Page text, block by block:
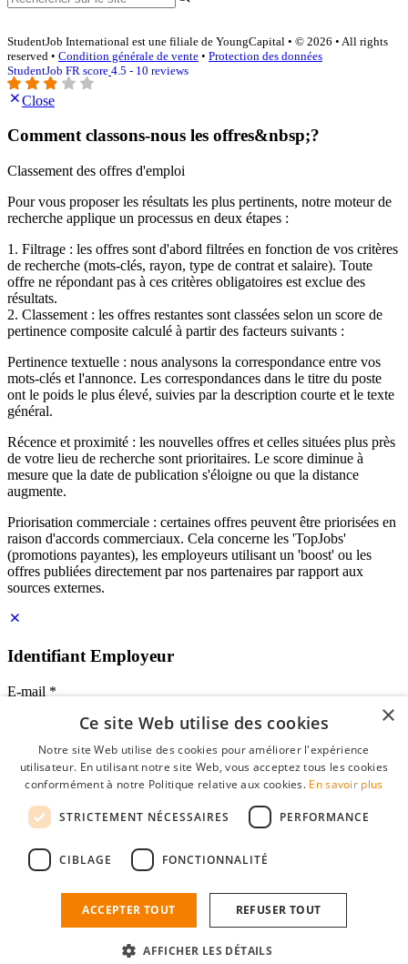
StudentJob International est une filiale de YoungCapital • © 2026 • All rights
reserved • Condition générale de vente • Protection des données
StudentJob FR score 4.5 - 10 reviews
Close
Comment classons-nous les offres&nbsp;?
Classement des offres d'emploi
Pour vous proposer les résultats les plus pertinents, notre moteur de
recherche applique un processus en deux étapes :
1. Filtrage : les offres sont d'abord filtrées en fonction de vos critères
de recherche (mots-clés, rayon, type de contrat et salaire). Toute
offre ne répondant pas à ces critères obligatoires est exclue des
résultats.
2. Classement : les offres restantes sont classées selon un score de
pertinence composite calculé à partir des facteurs suivants :
Pertinence textuelle : nous analysons la correspondance entre vos
mots-clés et l'annonce. Les correspondances dans le titre du poste
ont le poids le plus élevé, suivies par la description courte et le texte
général.
Récence et proximité : les nouvelles offres et celles situées plus près
de votre lieu de recherche sont prioritaires. Le score diminue à
mesure que la date de publication s'éloigne ou que la distance
augmente.
Priorisation commerciale : certaines offres peuvent être priorisées en
raison d'accords commerciaux. Cela concerne les 'TopJobs'
(promotions payantes), les employeurs utilisant un 'boost' ou les
offres publiées directement par nos partenaires par rapport aux
sources externes.
Identifiant Employeur
E-mail *
Mot de passe
se souvenir de moi
mot de passe oublié?
Profil Employeur gratuit
Vous pouvez vous connecter sur StudentJob si vous avez créé un
n'est plus qu'à quelques clics.
×
Ce site Web utilise des cookies
Notre site Web utilise des cookies pour améliorer l'expérience
utilisateur. En utilisant notre site Web, vous acceptez tous les cookies
conformément à notre Politique relative aux cookies. En savoir plus
STRICTEMENT NÉCESSAIRES PERFORMANCE
CIBLAGE FONCTIONNALITÉ
ACCEPTER TOUT REFUSER TOUT
AFFICHER LES DÉTAILS